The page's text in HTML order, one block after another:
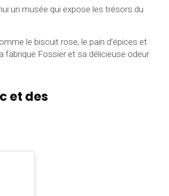
un musée qui expose les trésors du
le biscuit rose, le pain d’épices et
fabrique Fossier et sa délicieuse odeur
et des